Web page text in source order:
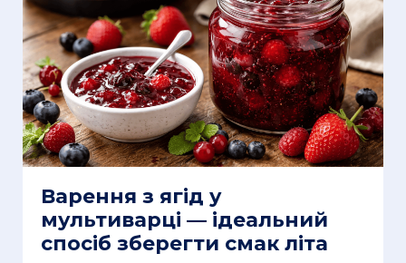
Варення з ягід у
мультиварці — ідеальний
спосіб зберегти смак літа